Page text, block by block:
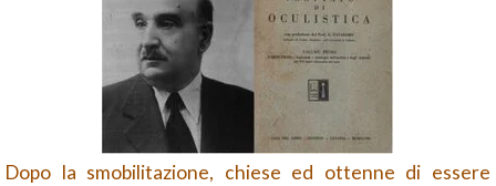
Dopo la smobilitazione, chiese ed ottenne di essere